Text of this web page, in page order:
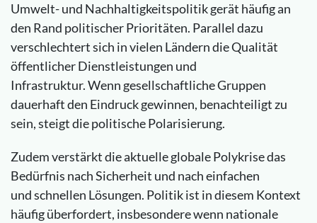
Umwelt- und Nachhaltigkeitspolitik gerät häufig an
den Rand politischer Prioritäten. Parallel dazu
verschlechtert sich in vielen Ländern die Qualität
öffentlicher Dienstleistungen und
Infrastruktur. Wenn gesellschaftliche Gruppen
dauerhaft den Eindruck gewinnen, benachteiligt zu
sein, steigt die politische Polarisierung.
Zudem verstärkt die aktuelle globale Polykrise das
Bedürfnis nach Sicherheit und nach einfachen
und schnellen Lösungen. Politik ist in diesem Kontext
häufig überfordert, insbesondere wenn nationale